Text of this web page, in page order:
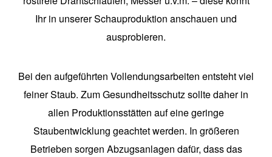
Ihr in unserer Schauproduktion anschauen und
ausprobieren.
Bei den aufgeführten Vollendungsarbeiten entsteht viel
feiner Staub. Zum Gesundheitsschutz sollte daher in
allen Produktionsstätten auf eine geringe
Staubentwicklung geachtet werden. In größeren
Betrieben sorgen Abzugsanlagen dafür, dass das